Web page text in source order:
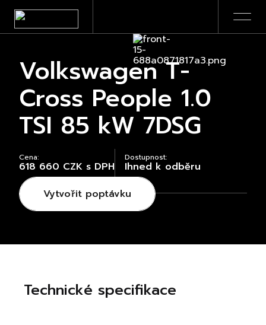
Volkswagen T-
Cross People 1.0
TSI 85 kW 7DSG
Cena:
618 660 CZK s DPH
Dostupnost:
Ihned k odběru
Vytvořit poptávku
Technické specifikace